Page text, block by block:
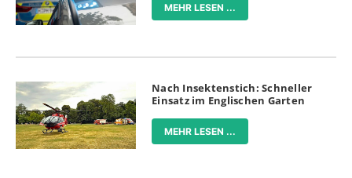
MEHR LESEN ...
Nach Insektenstich: Schneller
Einsatz im Englischen Garten
MEHR LESEN ...